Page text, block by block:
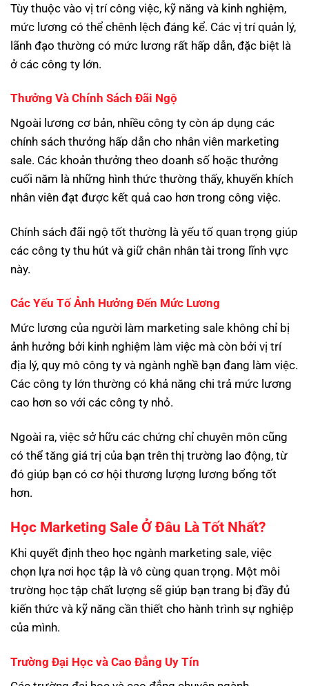
Tùy thuộc vào vị trí công việc, kỹ năng và kinh nghiệm,
mức lương có thể chênh lệch đáng kể. Các vị trí quản lý,
lãnh đạo thường có mức lương rất hấp dẫn, đặc biệt là
ở các công ty lớn.
Thưởng Và Chính Sách Đãi Ngộ
Ngoài lương cơ bản, nhiều công ty còn áp dụng các
chính sách thưởng hấp dẫn cho nhân viên marketing
sale. Các khoản thưởng theo doanh số hoặc thưởng
cuối năm là những hình thức thường thấy, khuyến khích
nhân viên đạt được kết quả cao hơn trong công việc.
Chính sách đãi ngộ tốt thường là yếu tố quan trọng giúp
các công ty thu hút và giữ chân nhân tài trong lĩnh vực
này.
Các Yếu Tố Ảnh Hưởng Đến Mức Lương
Mức lương của người làm marketing sale không chỉ bị
ảnh hưởng bởi kinh nghiệm làm việc mà còn bởi vị trí
địa lý, quy mô công ty và ngành nghề bạn đang làm việc.
Các công ty lớn thường có khả năng chi trả mức lương
cao hơn so với các công ty nhỏ.
Ngoài ra, việc sở hữu các chứng chỉ chuyên môn cũng
có thể tăng giá trị của bạn trên thị trường lao động, từ
đó giúp bạn có cơ hội thương lượng lương bổng tốt
hơn.
Học Marketing Sale Ở Đâu Là Tốt Nhất?
Khi quyết định theo học ngành marketing sale, việc
chọn lựa nơi học tập là vô cùng quan trọng. Một môi
trường học tập chất lượng sẽ giúp bạn trang bị đầy đủ
kiến thức và kỹ năng cần thiết cho hành trình sự nghiệp
của mình.
Trường Đại Học và Cao Đẳng Uy Tín